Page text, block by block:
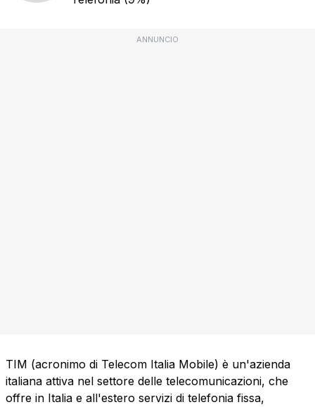
ANNUNCIO
TIM (acronimo di Telecom Italia Mobile) è un'azienda
italiana attiva nel settore delle telecomunicazioni, che
offre in Italia e all'estero servizi di telefonia fissa,